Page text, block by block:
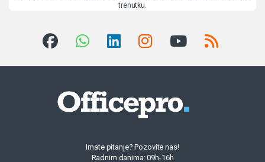
trenutku.
Imate pitanje? Pozovite nas!
Radnim danima: 09h-16h